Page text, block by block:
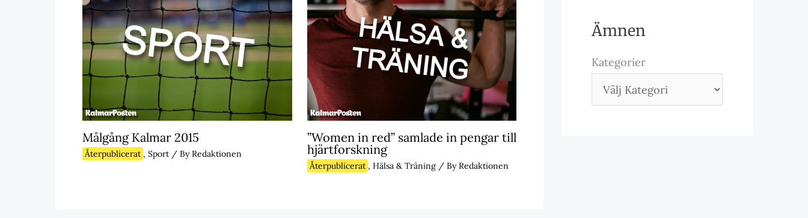
Målgång Kalmar 2015
Återpublicerat , Sport / ByRedaktionen
”Women in red” samlade in pengar till
hjärtforskning
Återpublicerat , Hälsa & Träning/ ByRedaktionen
Ämnen
Kategorier